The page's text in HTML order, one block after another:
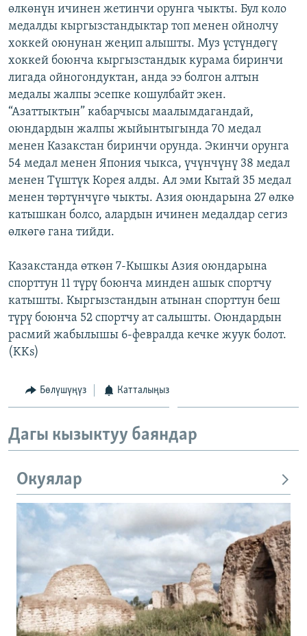
ЭЖЕ-СИҢДИЛЕР
АЗАТТЫК+
ЫҢГАЙСЫЗ СУРООЛОР
ОНЛАЙН ШЕРИНЕ
ЭЕ/АРнун бардык сайттары
өлкөнүн ичинен жетинчи орунга чыкты. Бул коло
медалды кыргызстандыктар топ менен ойнолчу
хоккей оюнунан жеңип алышты. Муз үстүндөгү
хоккей боюнча кыргызстандык курама биринчи
лигада ойногондуктан, анда ээ болгон алтын
медалы жалпы эсепке кошулбайт экен.
“Азаттыктын” кабарчысы маалымдагандай,
оюндардын жалпы жыйынтыгында 70 медал
менен Казакстан биринчи орунда. Экинчи орунга
54 медал менен Япония чыкса, үчүнчүнү 38 медал
менен Түштүк Корея алды. Ал эми Кытай 35 медал
менен төртүнчүгө чыкты. Азия оюндарына 27 өлкө
катышкан болсо, алардын ичинен медалдар сегиз
өлкөгө гана тийди.
Казакстанда өткөн 7-Кышкы Азия оюндарына
спорттун 11 түрү боюнча минден ашык спортчу
катышты. Кыргызстандын атынан спорттун беш
түрү боюнча 52 спортчу ат салышты. Оюндардын
расмий жабылышы 6-февралда кечке жуук болот.
(KKs)
Бөлүшүңүз Катталыңыз
Дагы кызыктуу баяндар
Окуялар